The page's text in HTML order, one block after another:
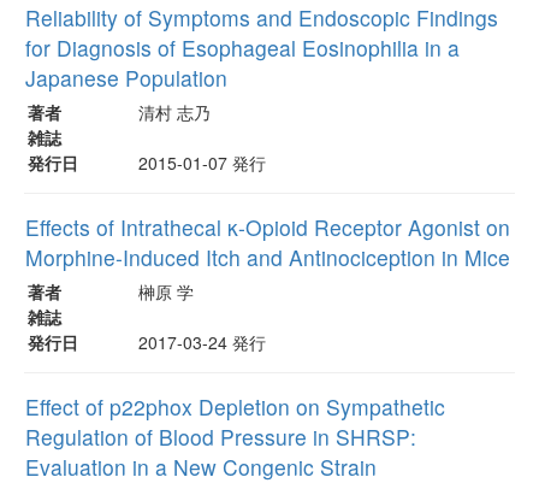
Reliability of Symptoms and Endoscopic Findings
for Diagnosis of Esophageal Eosinophilia in a
Japanese Population
著者
清村 志乃
雑誌
発行日
2015-01-07 発行
Effects of Intrathecal κ-Opioid Receptor Agonist on
Morphine-Induced Itch and Antinociception in Mice
著者
榊原 学
雑誌
発行日
2017-03-24 発行
Effect of p22phox Depletion on Sympathetic
Regulation of Blood Pressure in SHRSP:
Evaluation in a New Congenic Strain